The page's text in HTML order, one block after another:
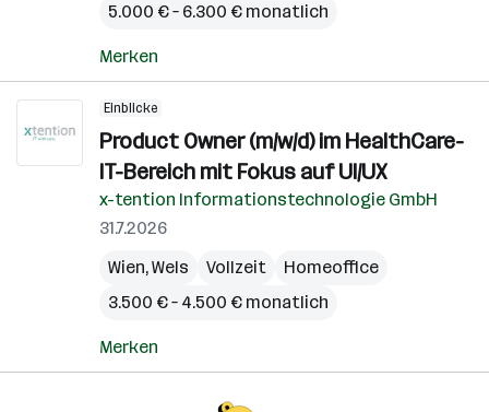
5.000 € – 6.300 € monatlich
Merken
Einblicke
Product Owner (m/w/d) im HealthCare-
IT-Bereich mit Fokus auf UI/UX
x-tention Informationstechnologie GmbH
31.7.2026
Wien,Wels Vollzeit
Homeoffice
3.500 € – 4.500 € monatlich
Merken